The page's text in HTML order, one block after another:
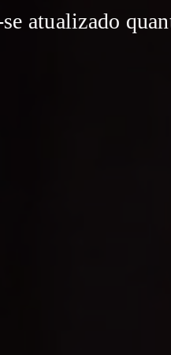
quantos